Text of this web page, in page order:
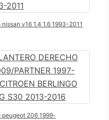
v16 1.4 1.6 1993-2011
206 1999-